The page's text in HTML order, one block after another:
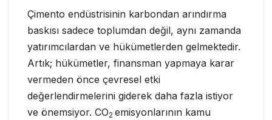
Çimento endüstrisinin karbondan arındırma
baskısı sadece toplumdan değil, aynı zamanda
yatırımcılardan ve hükümetlerden gelmektedir.
Artık; hükümetler, finansman yapmaya karar
vermeden önce çevresel etki
değerlendirmelerini giderek daha fazla istiyor
ve önemsiyor. CO2 emisyonlarının kamu